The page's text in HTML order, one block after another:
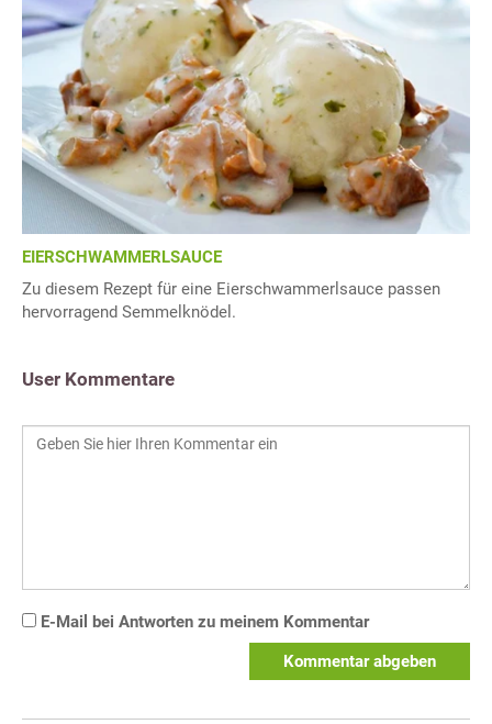
EIERSCHWAMMERLSAUCE
Zu diesem Rezept für eine Eierschwammerlsauce passen
hervorragend Semmelknödel.
User Kommentare
E-Mail bei Antworten zu meinem Kommentar
Kommentar abgeben